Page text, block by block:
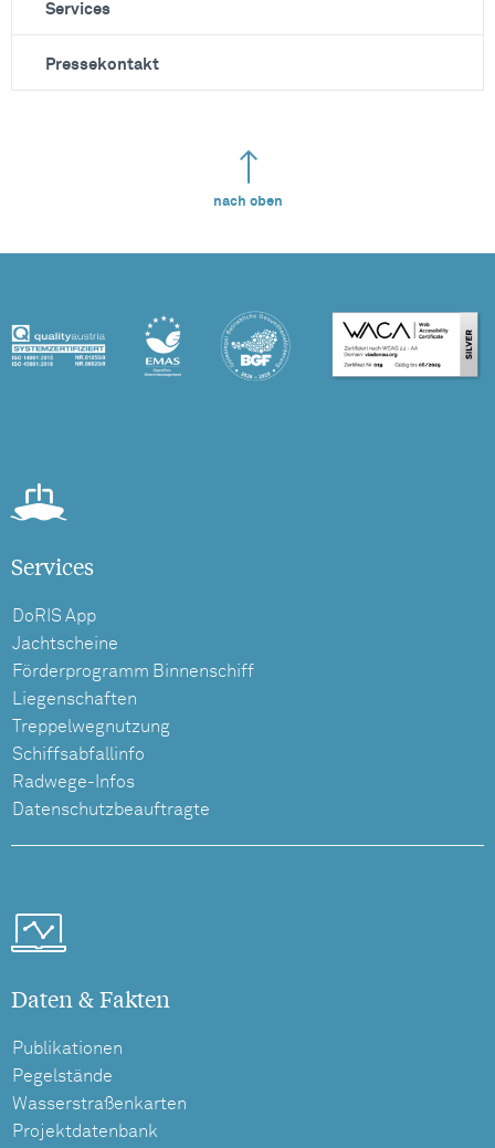
Services
Pressekontakt
nach oben
Services
DoRIS App
Jachtscheine
Förderprogramm Binnenschiff
Liegenschaften
Treppelwegnutzung
Schiffsabfallinfo
Radwege-Infos
Datenschutzbeauftragte
Daten & Fakten
Publikationen
Pegelstände
Wasserstraßenkarten
Projektdatenbank